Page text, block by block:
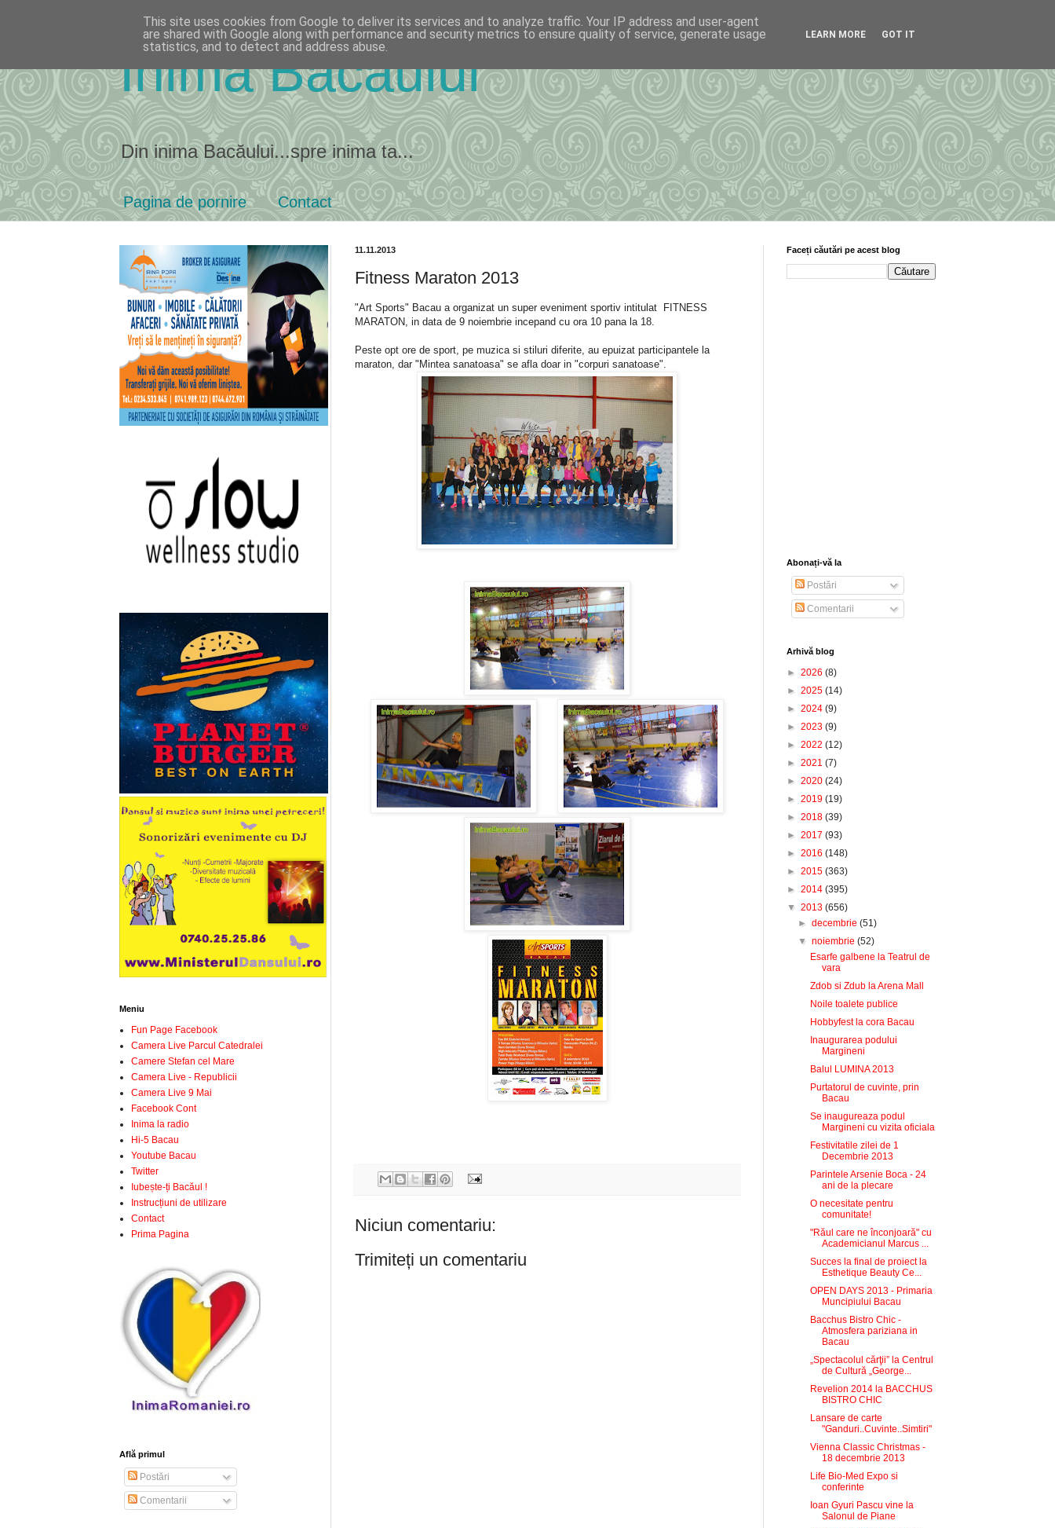
Inima Bacăului
Din inima Bacăului...spre inima ta...
Pagina de pornire Contact
11.11.2013
Fitness Maraton 2013
"Art Sports" Bacau a organizat un super eveniment sportiv intitulat FITNESS
MARATON, in data de 9 noiembrie incepand cu ora 10 pana la 18.
Peste opt ore de sport, pe muzica si stiluri diferite, au epuizat participantele la
maraton, dar "Mintea sanatoasa" se afla doar in "corpuri sanatoase".
Niciun comentariu:
Trimiteți un comentariu
Meniu
Fun Page Facebook
Camera Live Parcul Catedralei
Camere Stefan cel Mare
Camera Live - Republicii
Camera Live 9 Mai
Facebook Cont
Inima la radio
Hi-5 Bacau
Youtube Bacau
Twitter
Iubește-ți Bacăul !
Instrucțiuni de utilizare
Contact
Prima Pagina
Află primul
Postări
Comentarii
Faceți căutări pe acest blog
Abonați-vă la
Postări
Comentarii
Arhivă blog
► 2026 (8)
► 2025 (14)
► 2024 (9)
► 2023 (9)
► 2022 (12)
► 2021 (7)
► 2020 (24)
► 2019 (19)
► 2018 (39)
► 2017 (93)
► 2016 (148)
► 2015 (363)
► 2014 (395)
▼ 2013 (656)
►decembrie(51)
▼noiembrie(52)
Esarfe galbene la Teatrul de
vara
Zdob si Zdub la Arena Mall
Noile toalete publice
Hobbyfest la cora Bacau
Inaugurarea podului
Margineni
Balul LUMINA 2013
Purtatorul de cuvinte, prin
Bacau
Se inaugureaza podul
Margineni cu vizita oficiala
Festivitatile zilei de 1
Decembrie 2013
Parintele Arsenie Boca - 24
ani de la plecare
O necesitate pentru
comunitate!
"Răul care ne înconjoară" cu
Academicianul Marcus ...
Succes la final de proiect la
Esthetique Beauty Ce...
OPEN DAYS 2013 - Primaria
Muncipiului Bacau
Bacchus Bistro Chic -
Atmosfera pariziana in
Bacau
„Spectacolul cărţii” la Centrul
de Cultură „George...
Revelion 2014 la BACCHUS
BISTRO CHIC
Lansare de carte
"Ganduri..Cuvinte..Simtiri"
Vienna Classic Christmas -
18 decembrie 2013
Life Bio-Med Expo si
conferinte
Ioan Gyuri Pascu vine la
Salonul de Piane
This site uses cookies from Google to deliver its services and to analyze traffic. Your IP address and user-agent
are shared with Google along with performance and security metrics to ensure quality of service, generate usage
statistics, and to detect and address abuse.
LEARN MORE GOT IT